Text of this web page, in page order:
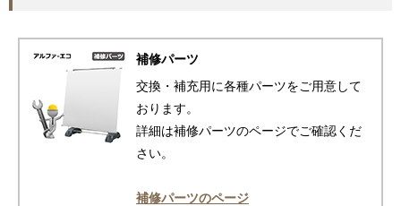
補修パーツ
交換・補充用に各種パーツをご用意して
おります。
詳細は補修パーツのページでご確認くだ
さい。
補修パーツのページ